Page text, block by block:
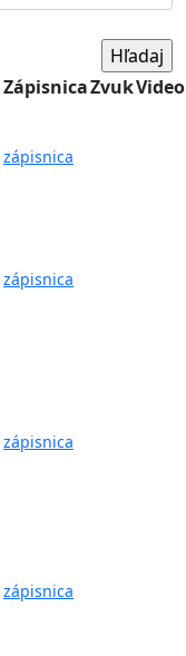
ZápisnicaZvukVideo
zápisnica
zápisnica
zápisnica
zápisnica